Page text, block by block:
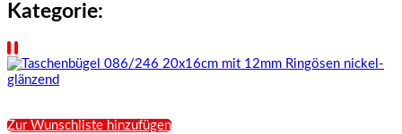
Kategorie:
Zur Wunschliste hinzufügen